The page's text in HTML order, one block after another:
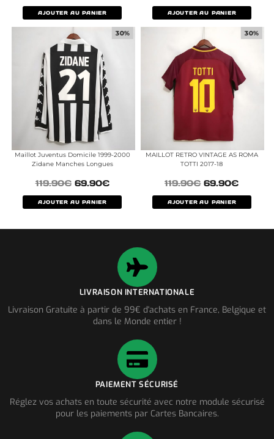
AJOUTER AU PANIER AJOUTER AU PANIER
30%
Maillot Juventus Domicile 1999-2000
Zidane Manches Longues
119.90€ 69.90€
AJOUTER AU PANIER
30%
MAILLOT RETRO VINTAGE AS ROMA
TOTTI 2017-18
119.90€ 69.90€
AJOUTER AU PANIER
LIVRAISON INTERNATIONALE
Livraison Gratuite à partir de 99€ d'achats en France, Belgique et
dans le Monde entier !
PAIEMENT SÉCURISÉ
Réglez vos achats en toute sécurité avec notre module sécurisé
pour les paiements par Cartes Bancaires.